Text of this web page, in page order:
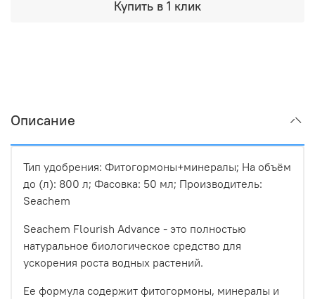
Купить в 1 клик
Описание
Тип удобрения: Фитогормоны+минералы; На объём
до (л): 800 л; Фасовка: 50 мл; Производитель:
Seachem
Seachem Flourish Advance - это полностью
натуральное биологическое средство для
ускорения роста водных растений.
Ее формула содержит фитогормоны, минералы и